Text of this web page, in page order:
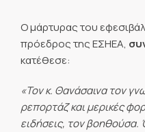
Ο μάρτυρας του
πρόεδρος της ΕΣΗΕΑ,
κατέθεσε:
«Τον κ. Θανάσαινα τον
ρεπορτάζ και μερικές
ειδήσεις, τον